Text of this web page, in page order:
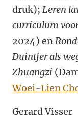
druk); Leren
curriculum
2024) en
Duintjer als
Zhuangzi
Woei-Lien
Gerard Visser